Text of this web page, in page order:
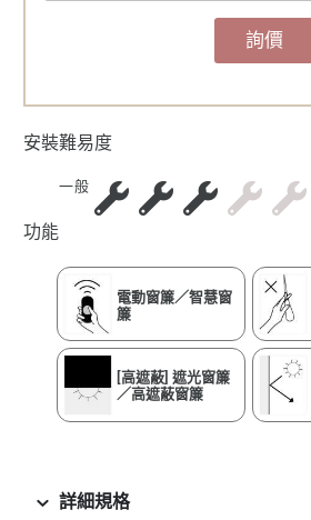
詢價
安裝難易度
一般
功能
電動窗簾／智慧窗
簾
[高遮蔽] 遮光窗簾
／高遮蔽窗簾
詳細規格